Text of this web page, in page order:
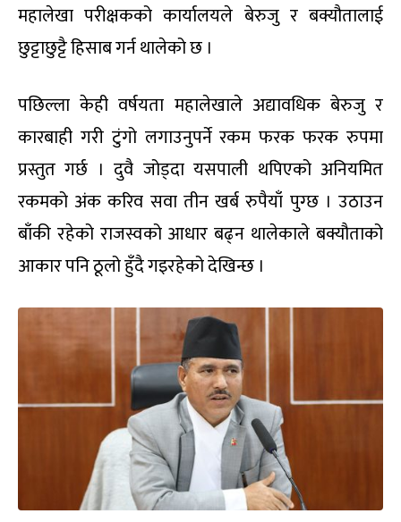
महालेखा परीक्षकको कार्यालयले बेरुजु र बक्यौतालाई
छुट्टाछुट्टै हिसाब गर्न थालेको छ ।
पछिल्ला केही वर्षयता महालेखाले अद्यावधिक बेरुजु र
कारबाही गरी टुंगो लगाउनुपर्ने रकम फरक फरक रुपमा
प्रस्तुत गर्छ । दुवै जोड्दा यसपाली थपिएको अनियमित
रकमको अंक करिव सवा तीन खर्ब रुपैयाँ पुग्छ । उठाउन
बाँकी रहेको राजस्वको आधार बढ्न थालेकाले बक्यौताको
आकार पनि ठूलो हुँदै गइरहेको देखिन्छ ।